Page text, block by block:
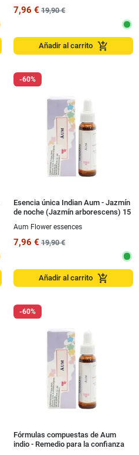
7,96 € 19,90 €
Añadir al carrito add_shopping_cart
-60%
Esencia única Indian Aum - Jazmín
de noche (Jazmín arborescens) 15
Aum Flower essences
7,96 € 19,90 €
Añadir al carrito add_shopping_cart
-60%
Fórmulas compuestas de Aum
indio - Remedio para la confianza